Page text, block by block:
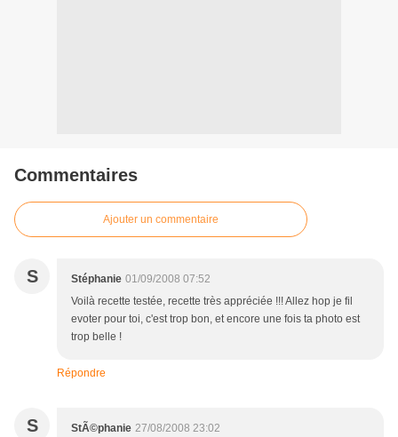
Commentaires
Ajouter un commentaire
S Stéphanie 01/09/2008 07:52
Voilà recette testée, recette très appréciée !!! Allez hop je fil
evoter pour toi, c'est trop bon, et encore une fois ta photo est
trop belle !
Répondre
S StÃ©phanie 27/08/2008 23:02